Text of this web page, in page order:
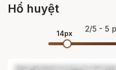
Hổ huyệt
2/5 - 5
14px